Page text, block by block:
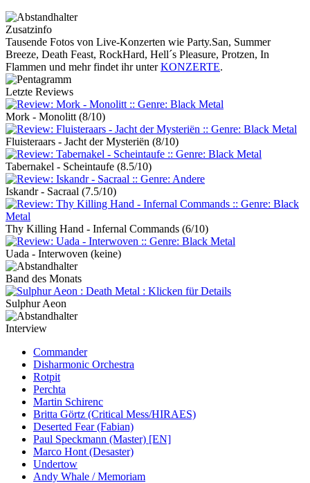
Zusatzinfo
Tausende Fotos von Live-Konzerten wie Party.San, Summer
Breeze, Death Feast, RockHard, Hell´s Pleasure, Protzen, In
Flammen und mehr findet ihr unterKONZERTE.
Letzte Reviews
Mork - Monolitt (8/10)
Fluisteraars - Jacht der Mysteriën (8/10)
Tabernakel - Scheintaufe (8.5/10)
Iskandr - Sacraal (7.5/10)
Thy Killing Hand - Infernal Commands (6/10)
Uada - Interwoven (keine)
Band des Monats
Sulphur Aeon
Interview
Commander
Disharmonic Orchestra
Rotpit
Perchta
Martin Schirenc
Britta Görtz (Critical Mess/HIRAES)
Deserted Fear (Fabian)
Paul Speckmann (Master) [EN]
Marco Hont (Desaster)
Undertow
Andy Whale / Memoriam